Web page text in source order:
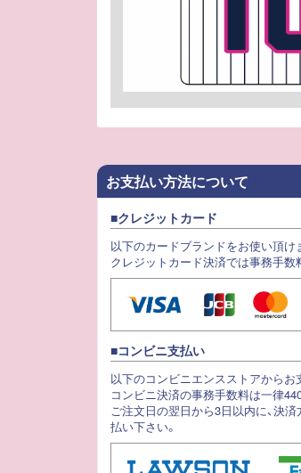
お支払い方法について
クレジットカード
以下のカードブランドをお使い頂け
クレジットカード決済では事務手数
コンビニ支払い
以下のコンビニエンスストアからお
コンビニ決済の事務手数料は一律440
ご注文日の翌日から3日以内に、決
払い下さい。